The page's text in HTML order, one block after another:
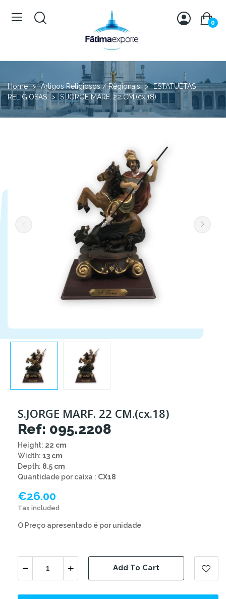
0
Home Artigos Religiosos / Regionais
ESTATUETAS
RELIGIOSAS
S.JORGE MARF. 22 CM.(cx.18)
S.JORGE MARF. 22 CM.(cx.18)
Ref: 095.2208
Height: 22 cm
Width: 13 cm
Depth: 8.5 cm
Quantidade por caixa : CX18
€26.00
Tax included
O Preço apresentado é por unidade
Add To Cart